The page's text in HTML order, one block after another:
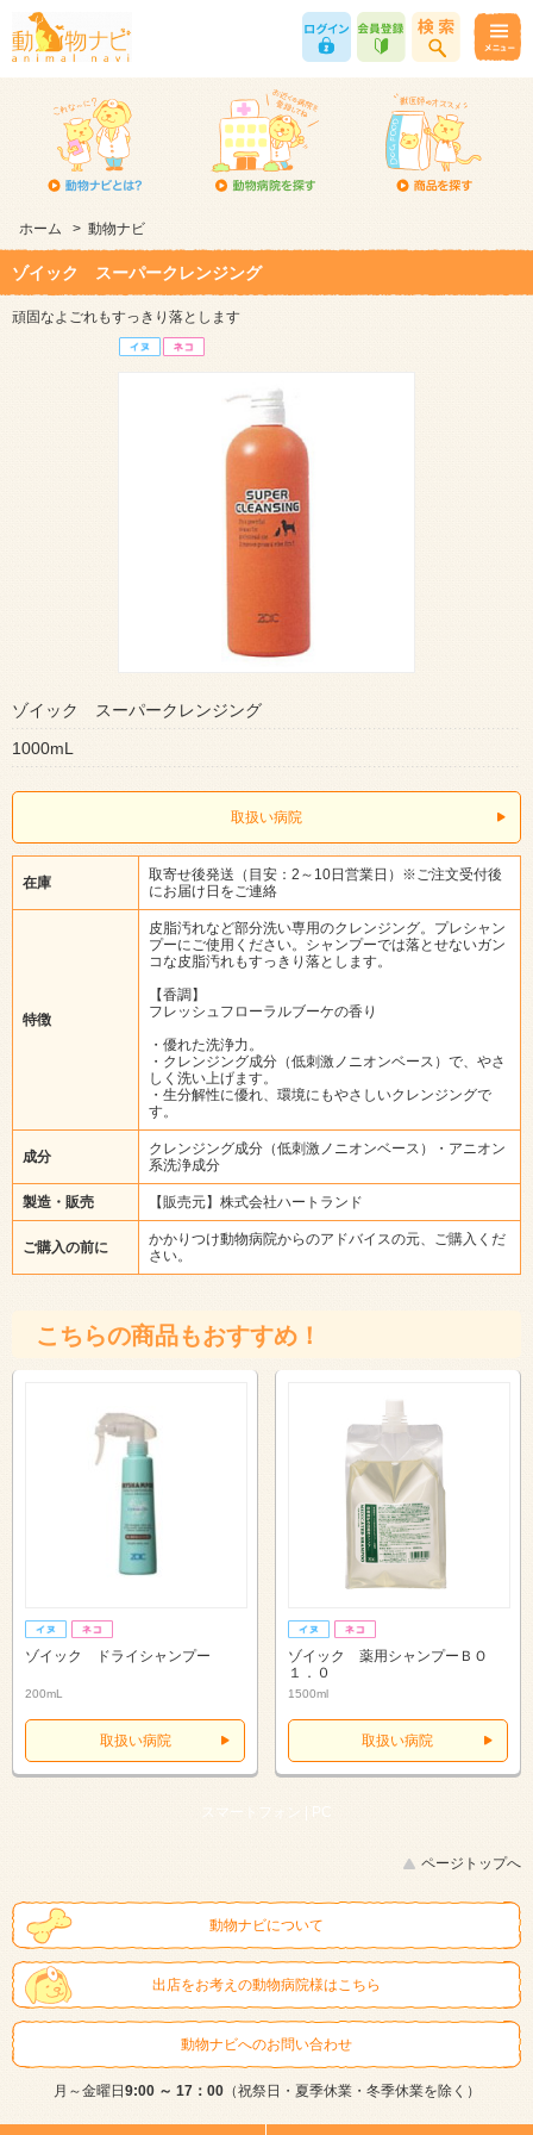
ホーム > 動物ナビ
ゾイック スーパークレンジング
頑固なよごれもすっきり落とします
ゾイック スーパークレンジング
1000mL
取扱い病院
在庫
取寄せ後発送（目安：2～10日営業日）※ご注文受付後
にお届け日をご連絡
特徴
皮脂汚れなど部分洗い専用のクレンジング。プレシャン
プーにご使用ください。シャンプーでは落とせないガン
コな皮脂汚れもすっきり落とします。
【香調】
フレッシュフローラルブーケの香り
・優れた洗浄力。
・クレンジング成分（低刺激ノニオンベース）で、やさ
しく洗い上げます。
・生分解性に優れ、環境にもやさしいクレンジングで
す。
成分
クレンジング成分（低刺激ノニオンベース）・アニオン
系洗浄成分
製造・販売 【販売元】株式会社ハートランド
ご購入の前に
かかりつけ動物病院からのアドバイスの元、ご購入くだ
さい。
こちらの商品もおすすめ！
ゾイック ドライシャンプー
200mL
取扱い病院
ゾイック 薬用シャンプーＢＯ
１．０
1500ml
取扱い病院
スマートフォン |
ページトップへ
動物ナビについて
出店をお考えの動物病院様はこちら
動物ナビへのお問い合わせ
月～金曜日 9:00 ～ 17：00（祝祭日・夏季休業・冬季休業を除く）